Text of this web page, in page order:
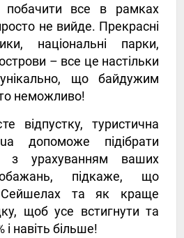
побачити все в рамках
не вийде. Прекрасні
національні парки,
– все це настільки
що байдужим
неможливо!
відпустку, туристична
допоможе підібрати
з урахуванням ваших
підкаже, що
Сейшелах та як краще
щоб усе встигнути та
і навіть більше!